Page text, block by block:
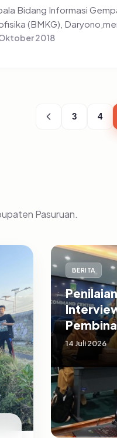
Bidang Informasi
(BMKG),
2018
3 4
Pasuruan.
BERITA
Sektoral
Pasuruan
14 Juli 2026